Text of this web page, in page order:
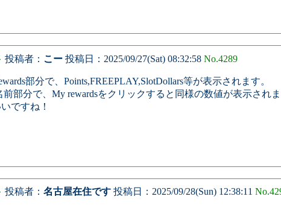
投稿者： こー投稿日：2025/09/27(Sat) 08:32:58 No.4289
部分で、Points,FREEPLAY,SlotDollars等が表示されます。
部分で、My rewardsをクリックすると同様の数値が表示されま
ですね！
投稿者： 名古屋在住です投稿日：2025/09/28(Sun) 12:38:11